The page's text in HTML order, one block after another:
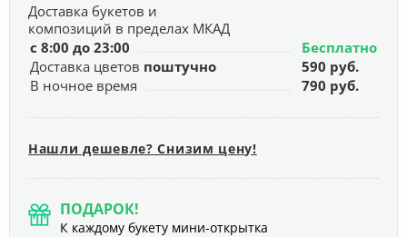
Доставка букетов и
композиций в пределах МКАД
с 8:00 до 23:00
Бесплатно
Доставка цветов поштучно
590 руб.
В ночное время
790 руб.
Нашли дешевле? Снизим цену!
ПОДАРОК!
К каждому букету мини-открытка